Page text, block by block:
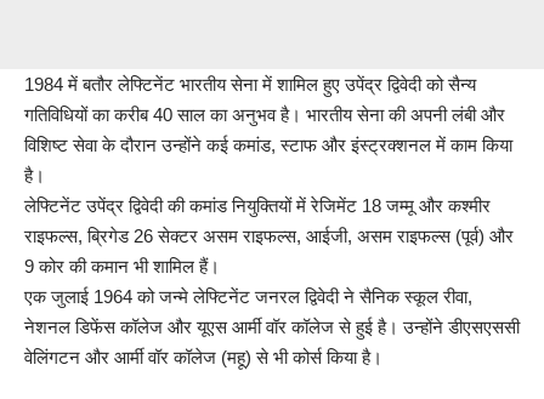
1984 में बतौर लेफ्टिनेंट भारतीय सेना में शामिल हुए उपेंद्र द्विवेदी को सैन्य
गतिविधियों का करीब 40 साल का अनुभव है। भारतीय सेना की अपनी लंबी और
विशिष्ट सेवा के दौरान उन्होंने कई कमांड, स्टाफ और इंस्ट्रक्शनल में काम किया
है।
लेफ्टिनेंट उपेंद्र द्विवेदी की कमांड नियुक्तियों में रेजिमेंट 18 जम्मू और कश्मीर
राइफल्स, ब्रिगेड 26 सेक्टर असम राइफल्स, आईजी, असम राइफल्स (पूर्व) और
9 कोर की कमान भी शामिल हैं।
एक जुलाई 1964 को जन्मे लेफ्टिनेंट जनरल द्विवेदी ने सैनिक स्कूल रीवा,
नेशनल डिफेंस कॉलेज और यूएस आर्मी वॉर कॉलेज से हुई है। उन्होंने डीएसएससी
वेलिंगटन और आर्मी वॉर कॉलेज (महू) से भी कोर्स किया है।